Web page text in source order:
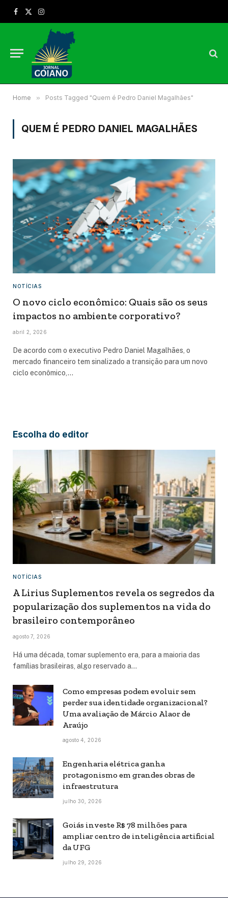
Facebook
X
Instagram
Home » Posts Tagged "Quem é Pedro Daniel Magalhães"
QUEM É PEDRO DANIEL MAGALHÃES
NOTÍCIAS
O novo ciclo econômico: Quais são os seus
impactos no ambiente corporativo?
abril 2, 2026
De acordo com o executivo Pedro Daniel Magalhães, o
mercado financeiro tem sinalizado a transição para um novo
ciclo econômico,…
Escolha do editor
NOTÍCIAS
A Lirius Suplementos revela os segredos da
popularização dos suplementos na vida do
brasileiro contemporâneo
agosto 7, 2026
Há uma década, tomar suplemento era, para a maioria das
famílias brasileiras, algo reservado a…
Como empresas podem evoluir sem
perder sua identidade organizacional?
Uma avaliação de Márcio Alaor de
Araújo
agosto 4, 2026
Engenharia elétrica ganha
protagonismo em grandes obras de
infraestrutura
julho 30, 2026
Goiás investe R$ 78 milhões para
ampliar centro de inteligência artificial
da UFG
julho 29, 2026